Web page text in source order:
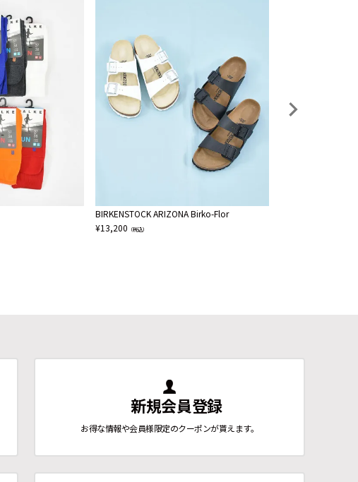
BIRKENSTOCK ARIZONA Birko-Flor
¥13,200 （税込）
新規会員登録
お得な情報や会員様限定のクーポンが貰えます。